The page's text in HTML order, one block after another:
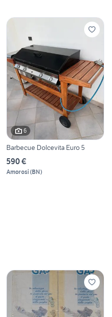
6
Barbecue Dolcevita Euro 5
590 €
Amorosi(BN)